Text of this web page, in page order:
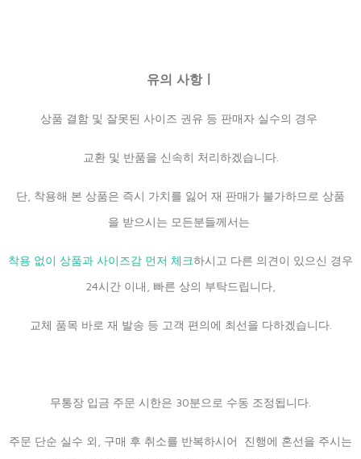
유의 사항ㅣ
상품 결함 및 잘못된 사이즈 권유 등 판매자 실수의 경우
교환 및 반품을 신속히 처리하겠습니다.
단, 착용해 본 상품은 즉시 가치를 잃어 재 판매가 불가하므로 상품
을 받으시는 모든분들께서는
착용 없이 상품과 사이즈감 먼저 체크하시고 다른 의견이 있으신 경우
24시간 이내, 빠른 상의 부탁드립니다,
교체 품목 바로 재 발송 등 고객 편의에 최선을 다하겠습니다.
무통장 입금 주문 시한은 30분으로 수동 조정됩니다.
주문 단순 실수 외, 구매 후 취소를 반복하시어 진행에 혼선을 주시는